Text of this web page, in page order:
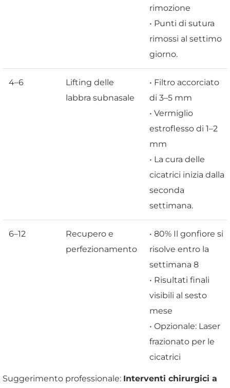
rimozione
• Punti di sutura
rimossi al settimo
giorno.
4–6
Lifting delle
labbra subnasale
• Filtro accorciato
di 3–5 mm
• Vermiglio
estroflesso di 1–2
mm
• La cura delle
cicatrici inizia dalla
seconda
settimana.
6–12
Recupero e
perfezionamento
• 80% Il gonfiore si
risolve entro la
settimana 8
• Risultati finali
visibili al sesto
mese
• Opzionale: Laser
frazionato per le
cicatrici
Suggerimento professionale: Interventi chirurgici a